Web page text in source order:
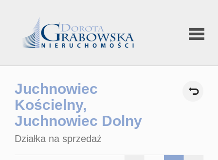
Strona
Juchnowiec
Kościelny,
Juchnowiec Dolny
Działka na sprzedaż